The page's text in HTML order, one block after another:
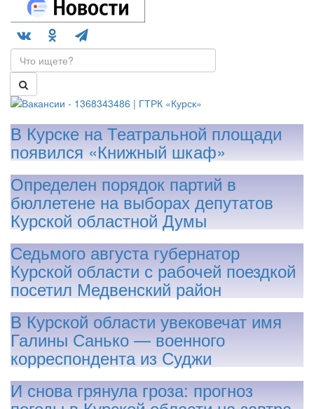
В Курске на Театральной площади
появился «Книжный шкаф»
Определен порядок партий в
бюллетене на выборах депутатов
Курской областной Думы
Седьмого августа губернатор
Курской области с рабочей поездкой
посетил Медвенский район
В Курской области увековечат имя
Галины Санько — военного
корреспондента из Суджи
И снова грянула гроза: прогноз